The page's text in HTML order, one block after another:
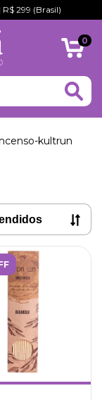
R$ 299 (Brasil)
0
kultrun